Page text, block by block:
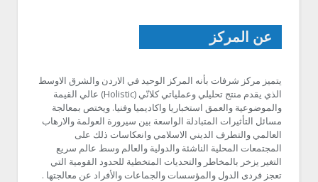
عن المركز
يتميز مركز شرفات بأنه المركز الوحيد في الاردن والشرق الاوسط
الذي يقدم منتج تحليلي وعملياتي كلانّي (Holistic) عالي القيمة
والموضوعية والعمق استخباريا واكاديميا وفنيا. ويختص بمعالجة
مسائل التأثيرات المتبادلة الواسعة بين سيرورة العولمة والارهاب
العالمي والتطرف الديني الاسلامي وانعكاسات ذلك على
المجتمعات المحلية الناشئة والدولية والعالم وسط عالم سريع
التغير يزخر بالمخاطر والتحديات المتخطية للحدود القومية التي
تعجز فردى الدول والمؤسسات والجماعات والأفراد عن معالجتها .